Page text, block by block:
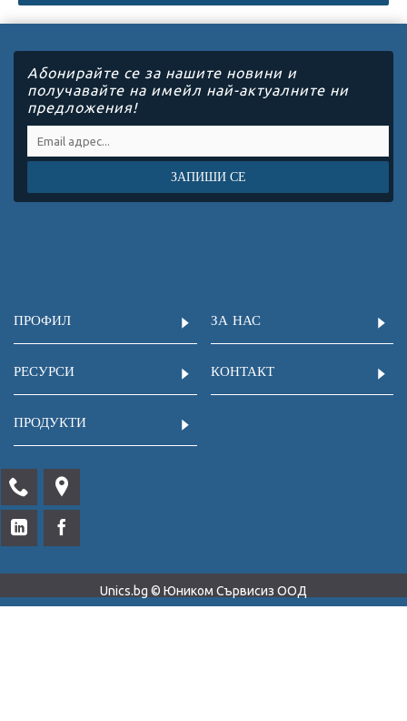
Абонирайте се за нашите новини и
получавайте на имейл най-актуалните ни
предложения!
ЗАПИШИ СЕ
ПРОФИЛ ЗА НАС
РЕСУРСИ КОНТАКТ
ПРОДУКТИ
Unics.bg © Юником Сървисиз ООД